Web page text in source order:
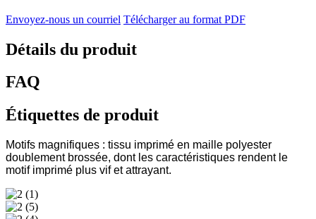
Envoyez-nous un courriel Télécharger au format PDF
Détails du produit
FAQ
Étiquettes de produit
Motifs magnifiques : tissu imprimé en maille polyester
doublement brossée, dont les caractéristiques rendent le
motif imprimé plus vif et attrayant.